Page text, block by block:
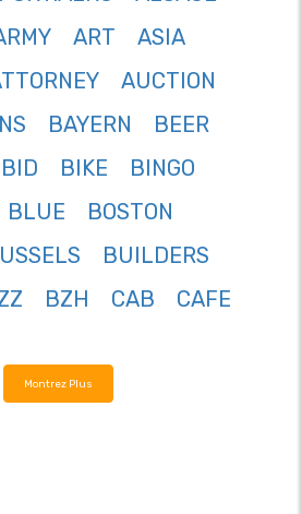
ART
ASIA
AUCTION
BAYERN
BEER
BID BIKE
BINGO
BLUE
BOSTON
BUILDERS
BZH CAB
CAFE
Montrez Plus